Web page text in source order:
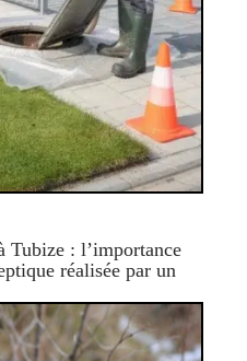
Tubize : l’importance
réalisée par un